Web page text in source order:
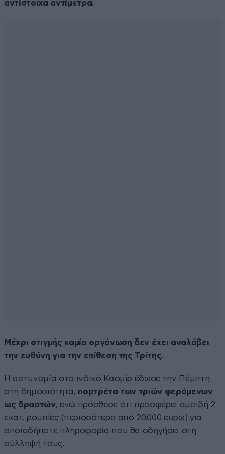
αντίστοιχα αντίμετρα.
Μέχρι στιγμής καμία οργάνωση δεν έχει αναλάβει
την ευθύνη για την επίθεση της Τρίτης.
Η αστυνομία στο ινδικό Κασμίρ έδωσε την Πέμπτη
στη δημοσιότητα, πορτρέτα των τριών φερόμενων
ως δραστών, ενώ πρόσθεσε ότι προσφέρει αμοιβή 2
εκατ. ρουπίες (περισσότερα από 20.000 ευρώ) για
οποιαδήποτε πληροφορία που θα οδηγήσει στη
σύλληψή τους.